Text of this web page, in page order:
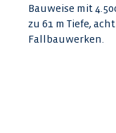
Bauweise mit
zu 61 m Tiefe,
Fallbauwerken.